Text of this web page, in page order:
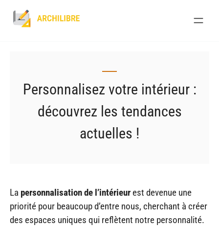
Personnalisez votre intérieur :
découvrez les tendances
actuelles !
La personnalisation de l’intérieur est devenue une
priorité pour beaucoup d’entre nous, cherchant à créer
des espaces uniques qui reflètent notre personnalité.